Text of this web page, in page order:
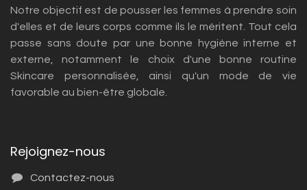
Notre objectif est de pousser les femmes à prendre soin
d'elles et de leurs corps comme ils le méritent. Tout cela
passe sans doute par une bonne hygiène interne et
externe, notamment le choix d'une bonne routine
Skincare personnalisée, ainsi qu'un mode de vie
favorable au bien-être globale.
Rejoignez-nous
Contactez-nous